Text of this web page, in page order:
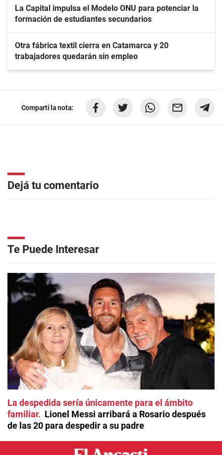
La Capital impulsa el Modelo ONU para potenciar la
formación de estudiantes secundarios
Otra fábrica textil cierra en Catamarca y 20
trabajadores quedarán sin empleo
Compartí la nota:
Dejá tu comentario
Te Puede Interesar
La despedida sería únicamente para el ámbito
familiar
Lionel Messi arribará a Rosario después
de las 20 para despedir a su padre